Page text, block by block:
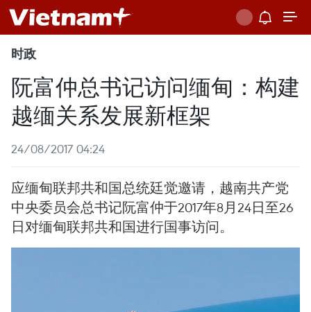
时政
阮富仲总书记访问缅甸：构建
越缅关系发展新框架
24/08/2017 04:24
应缅甸联邦共和国总统廷觉邀请，越南共产党
中央委员会总书记阮富仲于2017年8月24日至26
日对缅甸联邦共和国进行国事访问。